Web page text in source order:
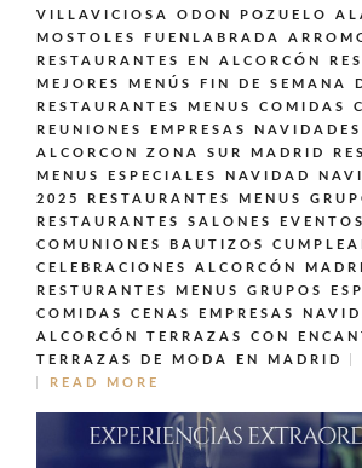
VILLAVICIOSA ODON POZUELO
MOSTOLES FUENLABRADA
RESTAURANTES EN ALCORCÓN
MEJORES MENÚS FIN DE SEMANA
RESTAURANTES MENUS COMIDAS
REUNIONES EMPRESAS
ALCORCON ZONA SUR MADRID
MENUS ESPECIALES NAVIDAD
2025
RESTAURANTES MENUS
RESTAURANTES SALONES
COMUNIONES BAUTIZOS
CELEBRACIONES ALCORCÓN
RESTURANTES MENUS GRUPOS
COMIDAS CENAS EMPRESAS
ALCORCÓN
TERRAZAS CON
TERRAZAS DE MODA EN MADRID
READ MORE